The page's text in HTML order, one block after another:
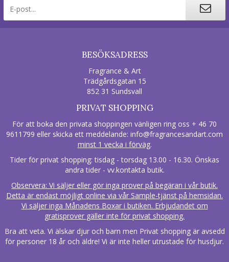
BESÖKSADRESS
Fragrance & Art
Trädgårdsgatan 15
852 31 Sundsvall
PRIVAT SHOPPING
För att boka den privata shoppingen vänligen ring oss + 46 70
9611799 eller skicka ett meddelande: info@fragrancesandart.com
minst 1 vecka i förväg.
Tider för privat shopping: tisdag - torsdag 13.00 - 16.30. Önskas
andra tider - vv.kontakta butik.
Observera: Vi säljer eller gör inga prover på begäran i vår butik.
Detta är endast möjligt online via vår Sample-tjänst på hemsidan.
Vi säljer inga Månadens Boxar i butiken. Erbjudandet om
gratisprover gäller inte för privat shopping.
Bra att veta. Vi älskar djur och barn men Privat shopping är avsedd
för personer 18 år och äldre! Vi är inte heller utrustade för husdjur.